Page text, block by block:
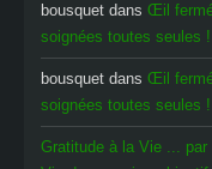
bousquet dans Œil
soignées toutes seules !
bousquet dans Œil
soignées toutes seules !
Gratitude à la Vie ...